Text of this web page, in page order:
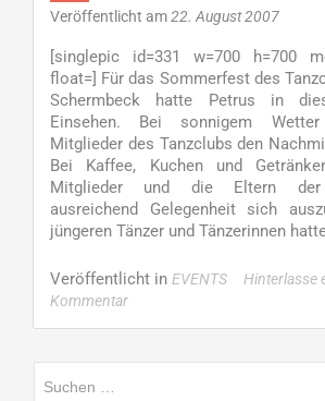
Veröffentlicht am22. August 2007
[singlepic id=331 w=700 h=700
float=] Für das Sommerfest des
Schermbeck hatte Petrus in
Einsehen. Bei sonnigem
Mitglieder des Tanzclubs den
Bei Kaffee, Kuchen und
Mitglieder und die Eltern der
ausreichend Gelegenheit sich
jüngeren Tänzer und Tänzerinnen
Veröffentlicht in EVENTS
Hinterlasse
Kommentar